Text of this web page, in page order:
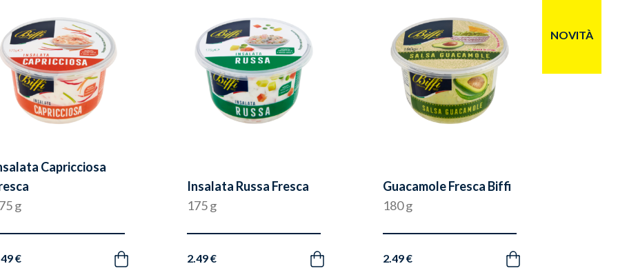
NOVITÀ
Capricciosa
g
€ Acquista
Insalata Russa Fresca
175 g
2.49 € Acquista
Guacamole Fresca Biffi
180 g
2.49 € Acquista